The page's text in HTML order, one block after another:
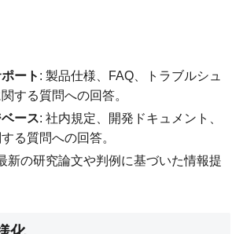
ート : 製品仕様、FAQ、トラブルシュ
する質問への回答。
ース: 社内規定、開発ドキュメント、
る質問への回答。
新の研究論文や判例に基づいた情報提